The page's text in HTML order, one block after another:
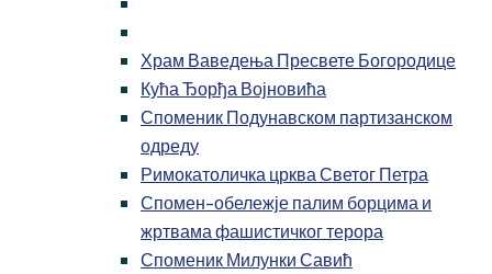
Храм Ваведења Пресвете Богородице
Кућа Ђорђа Војновића
Споменик Подунавском партизанском
одреду
Римокатоличка црква Светог Петра
Спомен-обележје палим борцима и
жртвама фашистичког терора
Споменик Милунки Савић